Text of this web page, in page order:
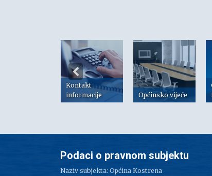
Kontakt
informacije
Općinsko vijeće
Podaci o pravnom subjektu
Naziv subjekta: Općina Kostrena